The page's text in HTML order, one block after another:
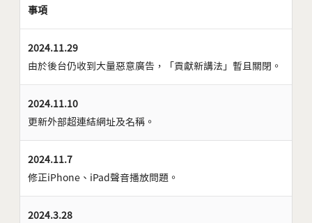
事項
2024.11.29
由於後台仍收到大量惡意廣告，「貢獻新講法」暫且關閉。
2024.11.10
更新外部超連結網址及名稱。
2024.11.7
修正iPhone、iPad聲音播放問題。
2024.3.28